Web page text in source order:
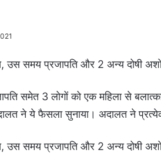
उस समय प्रजापति और 2 अन्य दोषी
समेत 3 लोगों को एक महिला से
ने ये फैसला सुनाया। अदालत ने प्रत्येक
उस समय प्रजापति और 2 अन्य दोषी